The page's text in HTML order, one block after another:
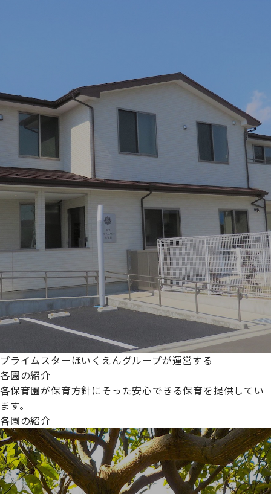
プライムスターほいくえんグループが運営する
各園の紹介
各保育園が保育方針にそった安心できる保育を提供してい
ます。
各園の紹介